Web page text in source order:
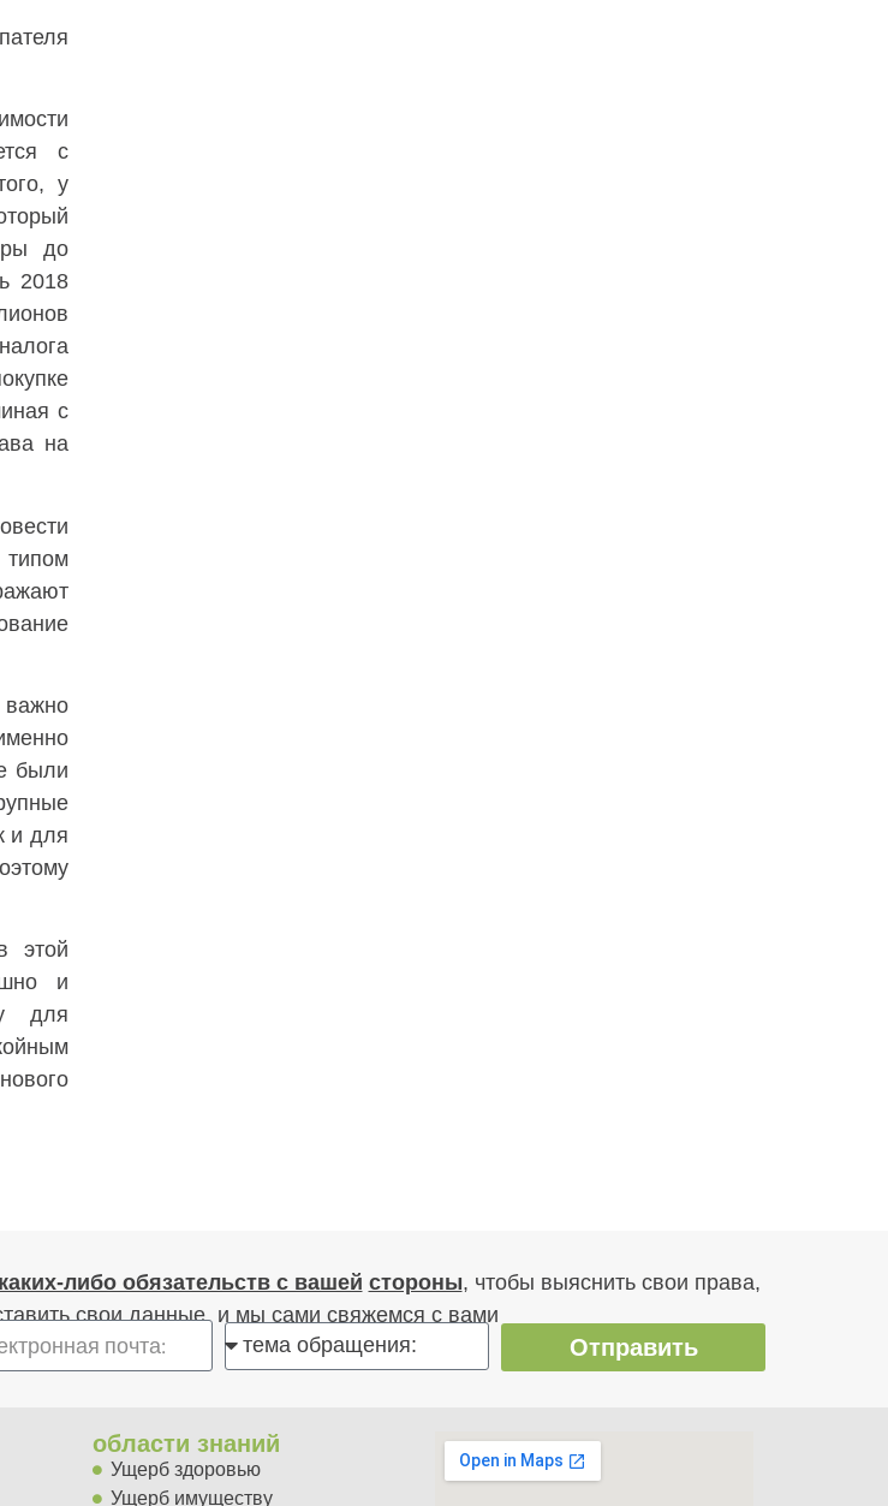
с
у
до
2018
с
на
типом
важно
были
и для
этой
и
для
либо обязательств с вашей стороны, чтобы выяснить свои права,
свои данные, и мы сами свяжемся с вами
Отправить
области знаний
Ущерб здоровью​
Ущерб имуществу​